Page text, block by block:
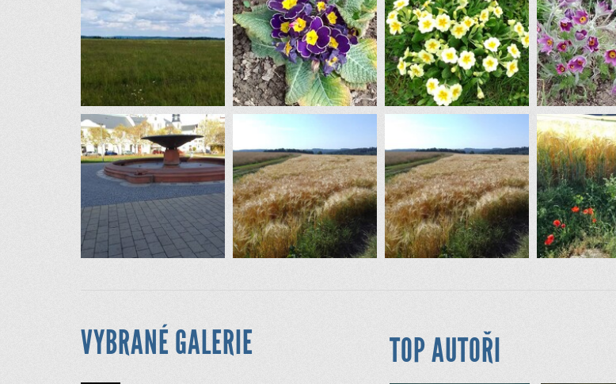
VYBRANÉ GALERIE TOP AUTOŘI